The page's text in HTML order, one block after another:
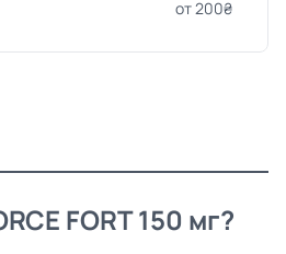
от 200₴
FORT 150 мг?